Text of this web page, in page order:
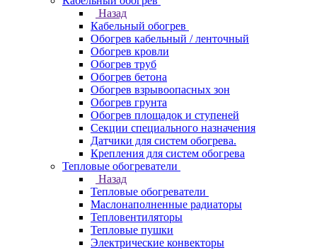
Назад
Кабельный обогрев
Обогрев кабельный / ленточный
Обогрев кровли
Обогрев труб
Обогрев бетона
Обогрев взрывоопасных зон
Обогрев грунта
Обогрев площадок и ступеней
Секции специального назначения
Датчики для систем обогрева.
Крепления для систем обогрева
Тепловые обогреватели
Назад
Тепловые обогреватели
Маслонаполненные радиаторы
Тепловентиляторы
Тепловые пушки
Электрические конвекторы